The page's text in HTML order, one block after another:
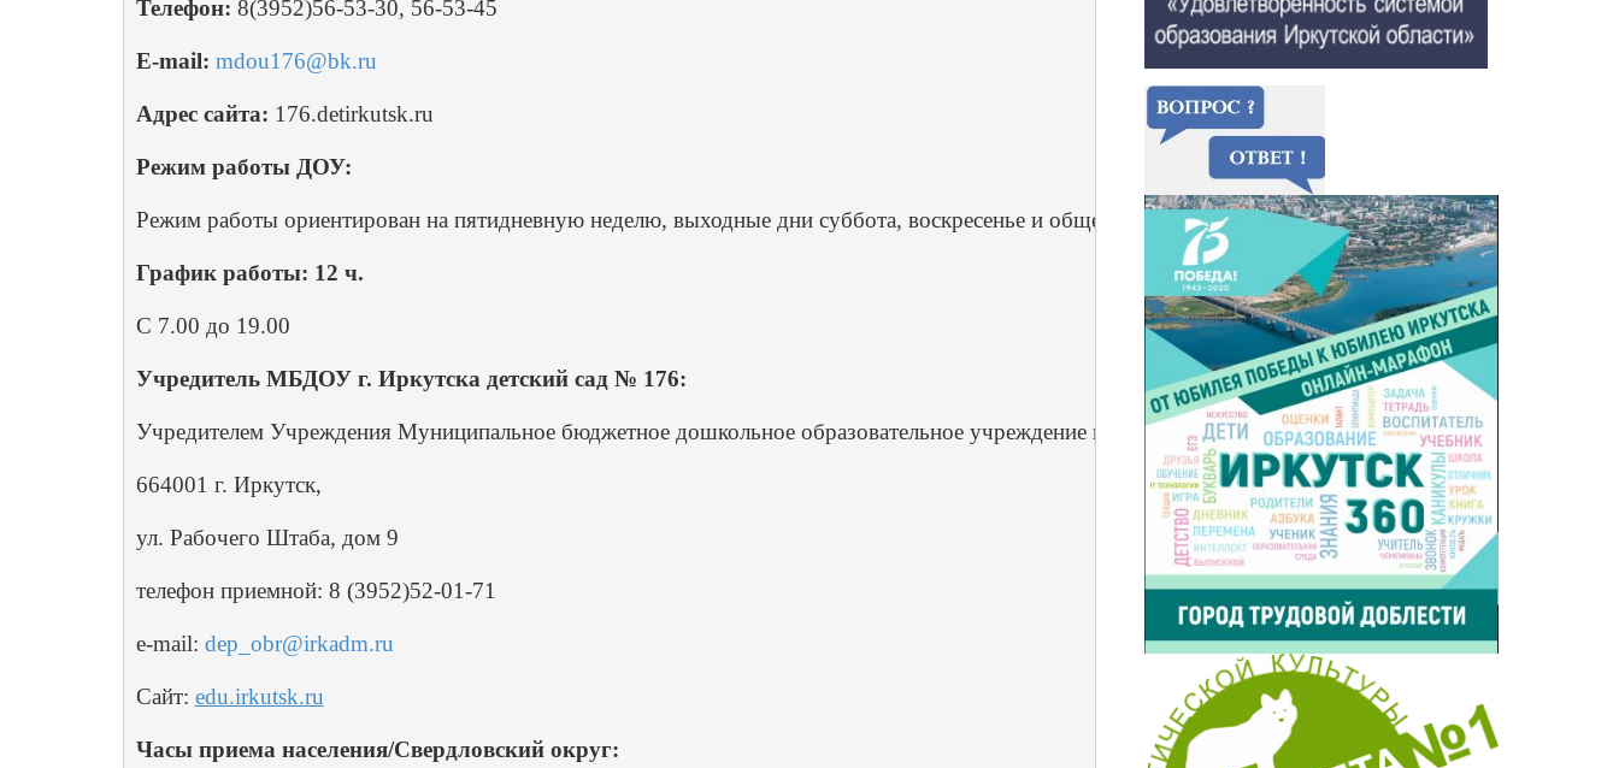
Телефон: 8(3952)56-53-30, 56-53-45
E-mail: mdou176@bk.ru
Адрес сайта: 176.detirkutsk.ru
Режим работы ДОУ:
Режим работы ориентирован на пятидневную неделю, выходные дни суббота, воскресенье и общегосударственные праздники.
График работы: 12 ч.
С 7.00 до 19.00
Учредитель МБДОУ г. Иркутска детский сад № 176:
Учредителем Учреждения Муниципальное бюджетное дошкольное образовательное учреждение города Иркутска детский сад № 176, сокращенное
664001 г. Иркутск,
ул. Рабочего Штаба, дом 9
телефон приемной: 8 (3952)52-01-71
e-mail: dep_obr@irkadm.ru
Сайт: edu.irkutsk.ru
Часы приема населения/Свердловский округ: